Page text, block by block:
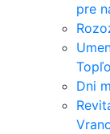
pre
Dni